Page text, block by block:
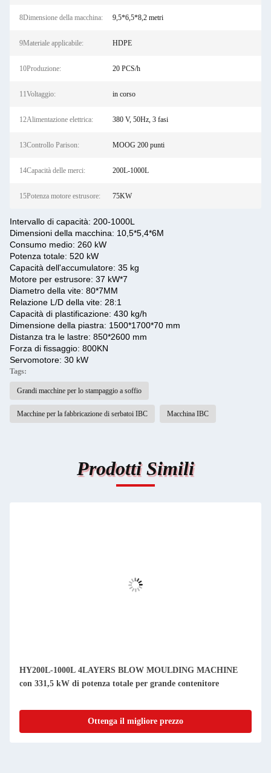
8Dimensione della macchina: 9,5*6,5*8,2 metri
9Materiale applicabile: HDPE
10Produzione: 20 PCS/h
11Voltaggio: in corso
12Alimentazione elettrica: 380 V, 50Hz, 3 fasi
13Controllo Parison: MOOG 200 punti
14Capacità delle merci: 200L-1000L
15Potenza motore estrusore: 75KW
Intervallo di capacità: 200-1000L
Dimensioni della macchina: 10,5*5,4*6M
Consumo medio: 260 kW
Potenza totale: 520 kW
Capacità dell'accumulatore: 35 kg
Motore per estrusore: 37 kW*7
Diametro della vite: 80*7MM
Relazione L/D della vite: 28:1
Capacità di plastificazione: 430 kg/h
Dimensione della piastra: 1500*1700*70 mm
Distanza tra le lastre: 850*2600 mm
Forza di fissaggio: 800KN
Servomotore: 30 kW
Tags:
Grandi macchine per lo stampaggio a soffio
Macchine per la fabbricazione di serbatoi IBC Macchina IBC
Prodotti Simili
HY200L-1000L 4LAYERS BLOW MOULDING MACHINE
con 331,5 kW di potenza totale per grande contenitore
Ottenga il migliore prezzo